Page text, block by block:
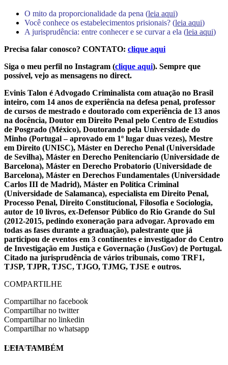
O mito da proporcionalidade da pena (leia aqui)
Você conhece os estabelecimentos prisionais? (leia aqui)
A jurisprudência: entre conhecer e se curvar a ela (leia aqui)
Precisa falar conosco? CONTATO: clique aqui
Siga o meu perfil no Instagram (clique aqui). Sempre que
possível, vejo as mensagens no direct.
Evinis Talon é Advogado Criminalista com atuação no Brasil
inteiro, com 14 anos de experiência na defesa penal, professor
de cursos de mestrado e doutorado com experiência de 13 anos
na docência, Doutor em Direito Penal pelo Centro de Estudios
de Posgrado (México), Doutorando pela Universidade do
Minho (Portugal – aprovado em 1º lugar duas vezes), Mestre
em Direito (UNISC), Máster en Derecho Penal (Universidade
de Sevilha), Máster en Derecho Penitenciario (Universidade de
Barcelona), Máster en Derecho Probatorio (Universidade de
Barcelona), Máster en Derechos Fundamentales (Universidade
Carlos III de Madrid), Máster en Política Criminal
(Universidade de Salamanca), especialista em Direito Penal,
Processo Penal, Direito Constitucional, Filosofia e Sociologia,
autor de 10 livros, ex-Defensor Público do Rio Grande do Sul
(2012-2015, pedindo exoneração para advogar. Aprovado em
todas as fases durante a graduação), palestrante que já
participou de eventos em 3 continentes e investigador do Centro
de Investigação em Justiça e Governação (JusGov) de Portugal.
Citado na jurisprudência de vários tribunais, como TRF1,
TJSP, TJPR, TJSC, TJGO, TJMG, TJSE e outros.
COMPARTILHE
Compartilhar no facebook
Compartilhar no twitter
Compartilhar no linkedin
Compartilhar no whatsapp
EVINIS TALON
LEIA TAMBÉM